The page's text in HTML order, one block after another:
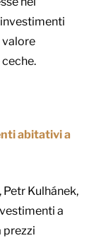
valore
abitativi a
Kulhánek,
a
prezzi